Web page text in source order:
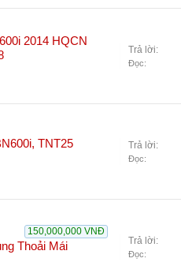
2014 HQCN
Trả lời:
Đọc:
TNT25 Trả lời:
Đọc:
150,000,000 VNĐ
Thoải Mái
Trả lời:
Đọc: